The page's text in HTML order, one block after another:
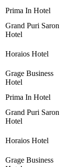
Prima In Hotel
Grand Puri Saron
Hotel
Horaios Hotel
Grage Business
Hotel
Prima In Hotel
Grand Puri Saron
Hotel
Horaios Hotel
Grage Business